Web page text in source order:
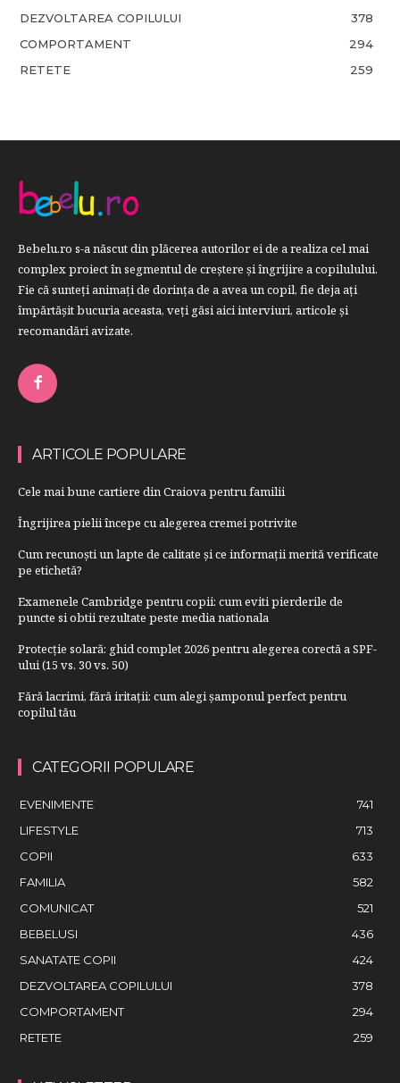
DEZVOLTAREA COPILULUI
378
COMPORTAMENT
294
RETETE
259
Bebelu.ro s-a născut din plăcerea autorilor ei de a realiza cel mai
complex proiect în segmentul de creştere şi îngrijire a copilulului.
Fie că sunteţi animaţi de dorinţa de a avea un copil, fie deja aţi
împărtăşit bucuria aceasta, veți găsi aici interviuri, articole şi
recomandări avizate.
ARTICOLE POPULARE
Cele mai bune cartiere din Craiova pentru familii
Îngrijirea pielii începe cu alegerea cremei potrivite
Cum recunoști un lapte de calitate și ce informații merită verificate
pe etichetă?
Examenele Cambridge pentru copii: cum eviti pierderile de
puncte si obtii rezultate peste media nationala
Protecție solară: ghid complet 2026 pentru alegerea corectă a SPF-
ului (15 vs. 30 vs. 50)
Fără lacrimi, fără iritații: cum alegi șamponul perfect pentru
copilul tău
CATEGORII POPULARE
EVENIMENTE
741
LIFESTYLE
713
COPII
633
FAMILIA
582
COMUNICAT
521
BEBELUSI
436
SANATATE COPII
424
DEZVOLTAREA COPILULUI
378
COMPORTAMENT
294
RETETE
259